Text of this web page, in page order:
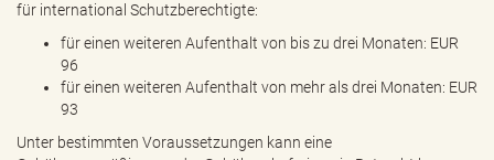
für international Schutzberechtigte:
für einen weiteren Aufenthalt von bis zu drei Monaten: EUR
96
für einen weiteren Aufenthalt von mehr als drei Monaten: EUR
93
Unter bestimmten Voraussetzungen kann eine